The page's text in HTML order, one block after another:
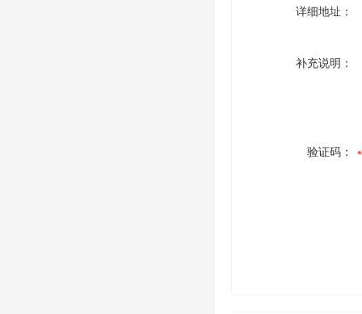
详细地址：
补充说明：
验证码：